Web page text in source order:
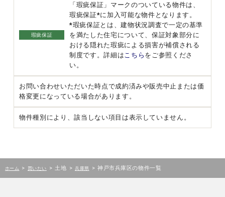
瑕疵保証
「瑕疵保証」マークのついている物件は、
瑕疵保証*に加入可能な物件となります。
*瑕疵保証とは、建物状況調査で一定の基準
を満たした住宅について、保証対象部分に
おける隠れた瑕疵による損害が補償される
制度です。詳細は こちら をご参照くださ
い。
お問い合わせいただいた時点で成約済みや販売中止または価
格変更になっている場合があります。
物件種別により、該当しない項目は表示していません。
ホーム > 買いたい > 土地 > 兵庫県 > 神戸市兵庫区の物件一覧